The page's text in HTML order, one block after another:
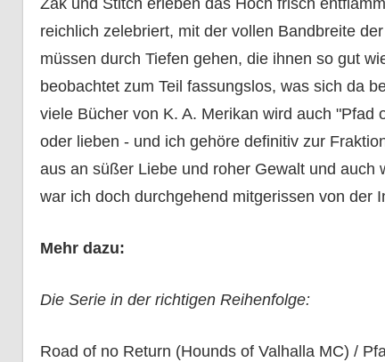
Zak und Stitch erleben das Hoch frisch
reichlich zelebriert, mit der vollen Bandbreite
müssen durch Tiefen gehen, die ihnen so gut
beobachtet zum Teil fassungslos, was sich da
viele Bücher von K. A. Merikan wird auch
oder lieben - und ich gehöre definitiv zur
aus an süßer Liebe und roher Gewalt und
war ich doch durchgehend mitgerissen von der
Mehr dazu:
Die Serie in der richtigen Reihenfolge:
Road of no Return (Hounds of Valhalla MC) /